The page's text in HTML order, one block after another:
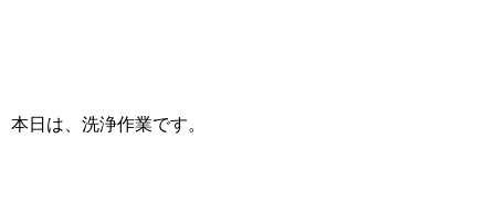
本日は、洗浄作業です。